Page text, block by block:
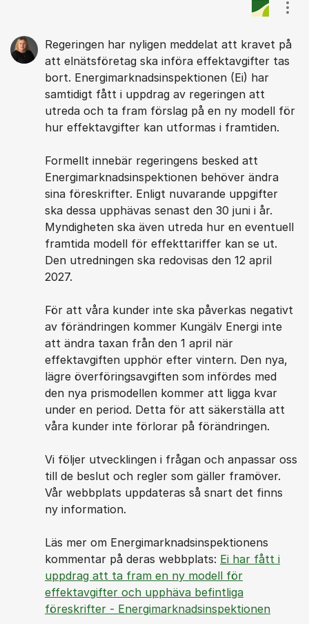
Regeringen har nyligen meddelat att kravet på
att elnätsföretag ska införa effektavgifter tas
bort. Energimarknadsinspektionen (Ei) har
samtidigt fått i uppdrag av regeringen att
utreda och ta fram förslag på en ny modell för
hur effektavgifter kan utformas i framtiden.
Formellt innebär regeringens besked att
Energimarknadsinspektionen behöver ändra
sina föreskrifter. Enligt nuvarande uppgifter
ska dessa upphävas senast den 30 juni i år.
Myndigheten ska även utreda hur en eventuell
framtida modell för effekttariffer kan se ut.
Den utredningen ska redovisas den 12 april
2027.
För att våra kunder inte ska påverkas negativt
av förändringen kommer Kungälv Energi inte
att ändra taxan från den 1 april när
effektavgiften upphör efter vintern. Den nya,
lägre överföringsavgiften som infördes med
den nya prismodellen kommer att ligga kvar
under en period. Detta för att säkerställa att
våra kunder inte förlorar på förändringen.
Vi följer utvecklingen i frågan och anpassar oss
till de beslut och regler som gäller framöver.
Vår webbplats uppdateras så snart det finns
ny information.
Läs mer om Energimarknadsinspektionens
kommentar på deras webbplats: Ei har fått i
uppdrag att ta fram en ny modell för
effektavgifter och upphäva befintliga
föreskrifter - Energimarknadsinspektionen